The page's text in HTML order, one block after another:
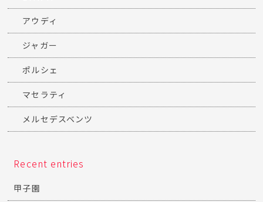
アウディ
ジャガー
ポルシェ
マセラティ
メルセデスベンツ
Recent entries
甲子園